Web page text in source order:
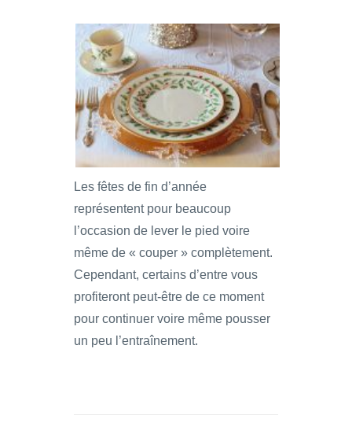
Les fêtes de fin d’année
représentent pour beaucoup
l’occasion de lever le pied voire
même de « couper » complètement.
Cependant, certains d’entre vous
profiteront peut-être de ce moment
pour continuer voire même pousser
un peu l’entraînement.